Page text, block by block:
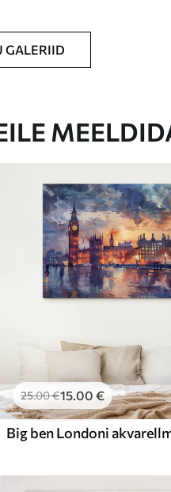
GALERIID
25.00€15.00 €
Big ben Londoni